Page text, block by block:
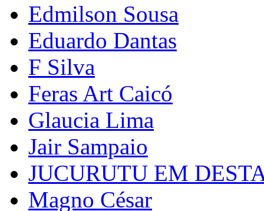
Edmilson Sousa
Eduardo Dantas
F Silva
Feras Art Caicó
Glaucia Lima
Jair Sampaio
JUCURUTU EM
Magno César